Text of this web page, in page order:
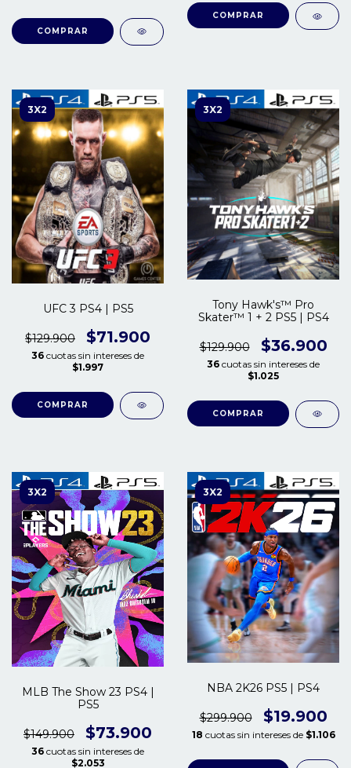
COMPRAR
COMPRAR
3X2
UFC 3 PS4 | PS5
$129.900 $71.900
36 cuotas sin intereses de
$1.997
COMPRAR
3X2
Tony Hawk's™ Pro
Skater™ 1 + 2 PS5 | PS4
$129.900 $36.900
36 cuotas sin intereses de
$1.025
COMPRAR
3X2
MLB The Show 23 PS4 |
PS5
$149.900 $73.900
36 cuotas sin intereses de
$2.053
3X2
NBA 2K26 PS5 | PS4
$299.900 $19.900
18 cuotas sin intereses de $1.106